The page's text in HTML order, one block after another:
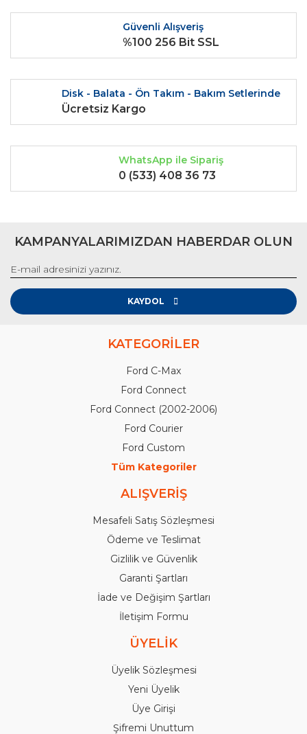
Ürün fiyatı diğer sitelerden daha pahalı.
Bu ürüne benzer farklı alternatifler olmalı.
Gönder
Güvenli Alışveriş
%100 256 Bit SSL
Disk - Balata - Ön Takım - Bakım Setlerinde
Ücretsiz Kargo
WhatsApp ile Sipariş
0 (533) 408 36 73
KAMPANYALARIMIZDAN HABERDAR OLUN
KAYDOL
KATEGORİLER
Ford C-Max
Ford Connect
Ford Connect (2002-2006)
Ford Courier
Ford Custom
Tüm Kategoriler
ALIŞVERİŞ
Mesafeli Satış Sözleşmesi
Ödeme ve Teslimat
Gizlilik ve Güvenlik
Garanti Şartları
İade ve Değişim Şartları
İletişim Formu
ÜYELİK
Üyelik Sözleşmesi
Yeni Üyelik
Üye Girişi
Şifremi Unuttum